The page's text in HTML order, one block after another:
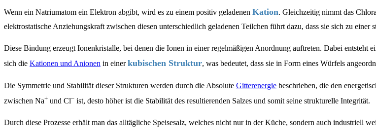
Wenn ein Natriumatom ein Elektron abgibt, wird es zu einem positiv geladenen Kation. Gleichzeitig nimmt das
elektrostatische Anziehungskraft zwischen diesen unterschiedlich geladenen Teilchen führt dazu, dass sie sich zu einer
Diese Bindung erzeugt Ionenkristalle, bei denen die Ionen in einer regelmäßigen Anordnung auftreten. Dabei entsteht
sich die Kationen und Anionen in einerkubischen Struktur, was bedeutet, dass sie in Form eines Würfels
Die Symmetrie und Stabilität dieser Strukturen werden durch die Absolute Gitterenergie beschrieben, die den
zwischen Na+ und Cl– ist, desto höher ist die Stabilität des resultierenden Salzes und somit seine strukturelle Integrität.
Durch diese Prozesse erhält man das alltägliche Speisesalz, welches nicht nur in der Küche, sondern auch industriell